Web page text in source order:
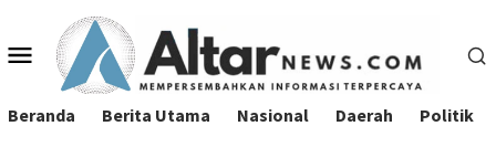
konten Menu
Mobile
Beranda Berita Utama Nasional Daerah Politik